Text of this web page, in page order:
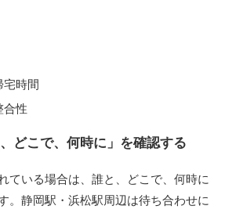
宅時間
合性
どこで、何時に」を確認する
ている場合は、誰と、どこで、何時に
。静岡駅・浜松駅周辺は待ち合わせに